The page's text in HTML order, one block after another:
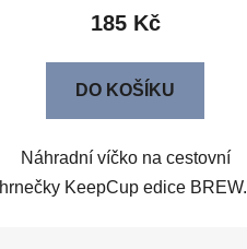
185 Kč
DO KOŠÍKU
Náhradní víčko na cestovní
hrnečky KeepCup edice BREW.